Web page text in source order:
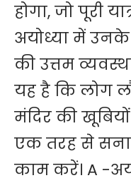
होगा, जो पूरी
अयोध्या में
की उत्तम
यह है कि लोग
मंदिर की
एक तरह से
काम करें। A -